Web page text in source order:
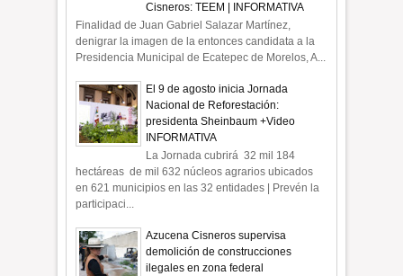
Cisneros: TEEM | INFORMATIVA
Finalidad de Juan Gabriel Salazar Martínez,
denigrar la imagen de la entonces candidata a la
Presidencia Municipal de Ecatepec de Morelos, A...
El 9 de agosto inicia Jornada
Nacional de Reforestación:
presidenta Sheinbaum +Video
INFORMATIVA
La Jornada cubrirá 32 mil 184
hectáreas de mil 632 núcleos agrarios ubicados
en 621 municipios en las 32 entidades | Prevén la
participaci...
Azucena Cisneros supervisa
demolición de construcciones
ilegales en zona federal